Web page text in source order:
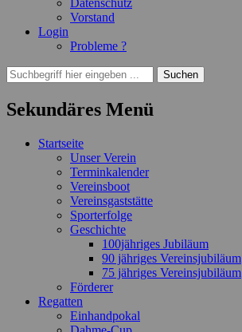
Datenschutz
Vorstand
Login
Probleme ?
Suchen
Suchen
nach:
Sekundäres Menü
Zum
Startseite
Unser Verein
Terminkalender
Vereinsboot
Vereinsgaststätte
Sporterfolge
Geschichte
100jähriges Jubiläum
90 jähriges Vereinsjubiläum
75 jähriges Vereinsjubiläum
Förderer
Regatten
Einhandpokal